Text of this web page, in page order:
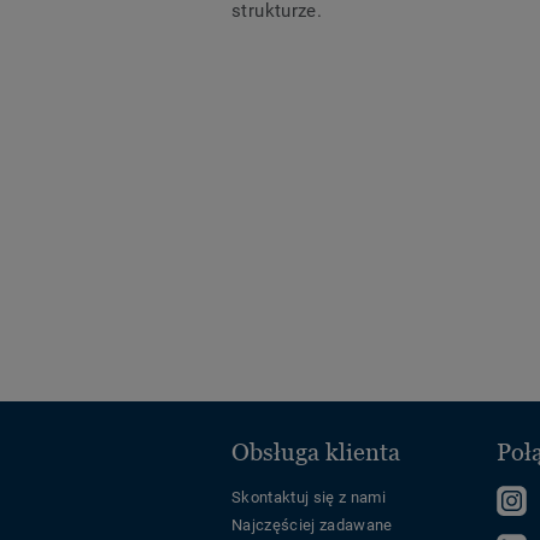
strukturze.
Obsługa klienta
Skontaktuj się z nami
Najczęściej zadawane